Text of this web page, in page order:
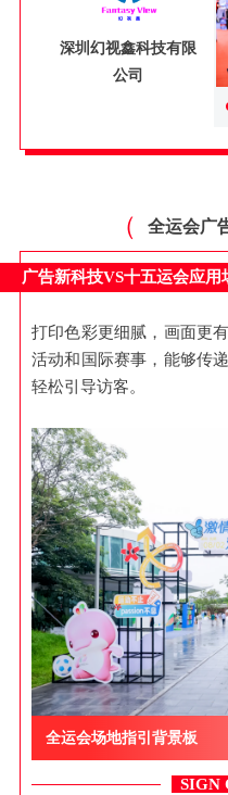
深圳幻视鑫科技有限
公司
（ 全运会广
广告新科技VS十五运会应用
打印色彩更细腻，画面更
活动和国际赛事，能够传
轻松引导访客。
全运会场地指引背景板
SIGN